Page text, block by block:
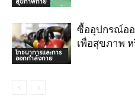
โภชนาการและการ
ออกกำลังกาย
ซื้ออุปกรณ์ออ
เพื่อสุขภาพ